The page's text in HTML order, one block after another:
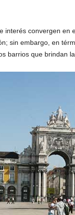
interés convergen en
sin embargo, en
barrios que brindan la